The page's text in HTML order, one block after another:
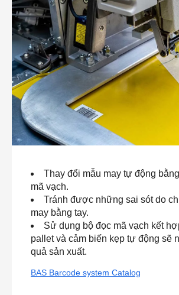
Thay đổi mẫu may tự động
mã vạch.
Tránh được những sai sót do
may bằng tay.
Sử dụng bộ đọc mã vạch kết
pallet và cảm biến kẹp tự động sẽ
quả sản xuất.
BAS Barcode system Catalog